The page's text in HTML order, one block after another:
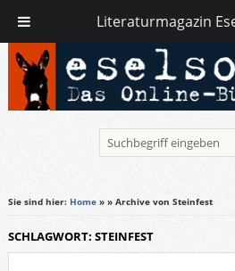
Sie sind hier: Home» » Archive von Steinfest
SCHLAGWORT: STEINFEST
Literaturmagazin